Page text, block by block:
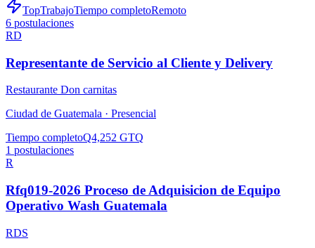
TopTrabajoTiempo completoRemoto
6 postulaciones
RD
Representante de Servicio al Cliente y Delivery
Restaurante Don carnitas
Ciudad de Guatemala · Presencial
Tiempo completoQ4,252 GTQ
1 postulaciones
R
Rfq019-2026 Proceso de Adquisicion de Equipo
Operativo Wash Guatemala
RDS